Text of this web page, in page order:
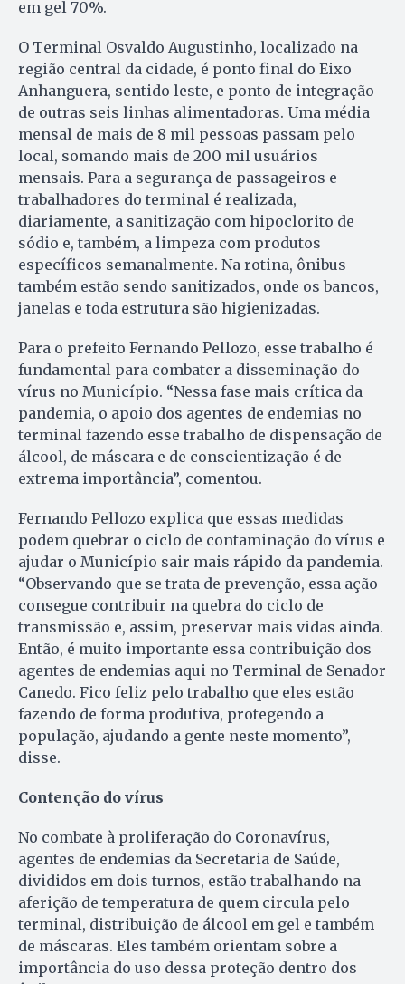
em gel 70%.
O Terminal Osvaldo Augustinho, localizado na
região central da cidade, é ponto final do Eixo
Anhanguera, sentido leste, e ponto de integração
de outras seis linhas alimentadoras. Uma média
mensal de mais de 8 mil pessoas passam pelo
local, somando mais de 200 mil usuários
mensais. Para a segurança de passageiros e
trabalhadores do terminal é realizada,
diariamente, a sanitização com hipoclorito de
sódio e, também, a limpeza com produtos
específicos semanalmente. Na rotina, ônibus
também estão sendo sanitizados, onde os bancos,
janelas e toda estrutura são higienizadas.
Para o prefeito Fernando Pellozo, esse trabalho é
fundamental para combater a disseminação do
vírus no Município. “Nessa fase mais crítica da
pandemia, o apoio dos agentes de endemias no
terminal fazendo esse trabalho de dispensação de
álcool, de máscara e de conscientização é de
extrema importância”, comentou.
Fernando Pellozo explica que essas medidas
podem quebrar o ciclo de contaminação do vírus e
ajudar o Município sair mais rápido da pandemia.
“Observando que se trata de prevenção, essa ação
consegue contribuir na quebra do ciclo de
transmissão e, assim, preservar mais vidas ainda.
Então, é muito importante essa contribuição dos
agentes de endemias aqui no Terminal de Senador
Canedo. Fico feliz pelo trabalho que eles estão
fazendo de forma produtiva, protegendo a
população, ajudando a gente neste momento”,
disse.
Contenção do vírus
No combate à proliferação do Coronavírus,
agentes de endemias da Secretaria de Saúde,
divididos em dois turnos, estão trabalhando na
aferição de temperatura de quem circula pelo
terminal, distribuição de álcool em gel e também
de máscaras. Eles também orientam sobre a
importância do uso dessa proteção dentro dos